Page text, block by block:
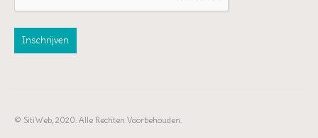
© SitiWeb, 2020. Alle Rechten Voorbehouden.